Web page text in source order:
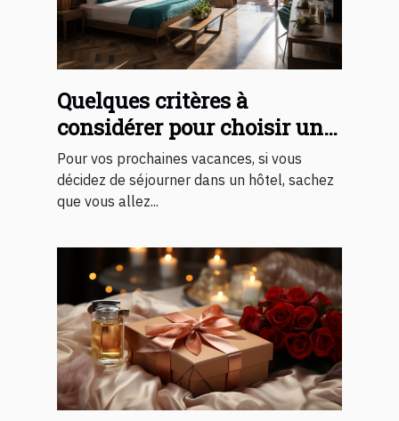
Quelques critères à
considérer pour choisir un
bon hôtel
Pour vos prochaines vacances, si vous
décidez de séjourner dans un hôtel, sachez
que vous allez...